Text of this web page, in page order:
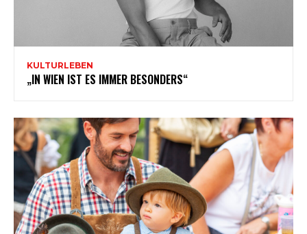
KULTURLEBEN
„IN WIEN IST ES IMMER BESONDERS“